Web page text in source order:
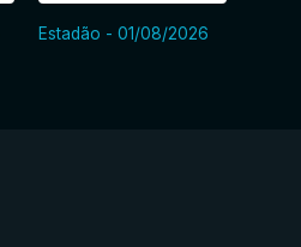
Estadão - 01/08/2026